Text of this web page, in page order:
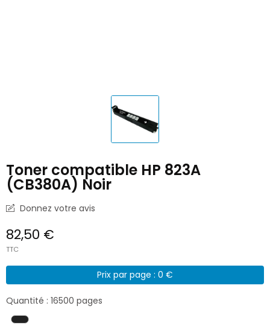
Toner compatible HP 823A
(CB380A) Noir
Donnez votre avis
82,50 €
TTC
Prix par page : 0 €
Quantité : 16500 pages